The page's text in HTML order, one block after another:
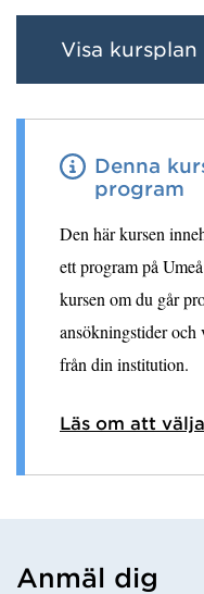
Visa kursplan
Denna
program
Den här kursen
ett program på
kursen om du går
ansökningstider
från din institution.
Läs om att
Anmäl dig